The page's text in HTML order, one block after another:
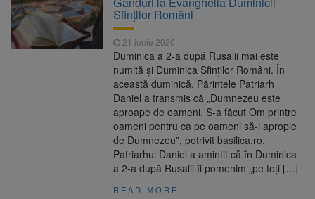
Ormeniș
6 august 2026
AUR a lansat platforma
suspeND.ro pentru urmărirea inițiativei de
suspendare a președintelui Nicușor Dan
Înalta Curte analizează
dosarul lui Călin Georgescu și Horațiu Potra.
Judecătorii decid dacă începe procesul
Strategia națională pentru
biodiversitate 2026-2030, adoptată de Senat.
Proiectul merge la promulgare
Sfinţilor Români
21 iunie 2020
Duminica a 2-a după Rusalii mai este
numită şi Duminica Sfinţilor Români. În
această duminică, Părintele Patriarh
Daniel a transmis că „Dumnezeu este
aproape de oameni. S-a făcut Om printre
oameni pentru ca pe oameni să-i apropie
de Dumnezeu”, potrivit basilica.ro.
Patriarhul Daniel a amintit că în Duminica
a 2-a după Rusalii îi pomenim „pe toți […]
READ MORE